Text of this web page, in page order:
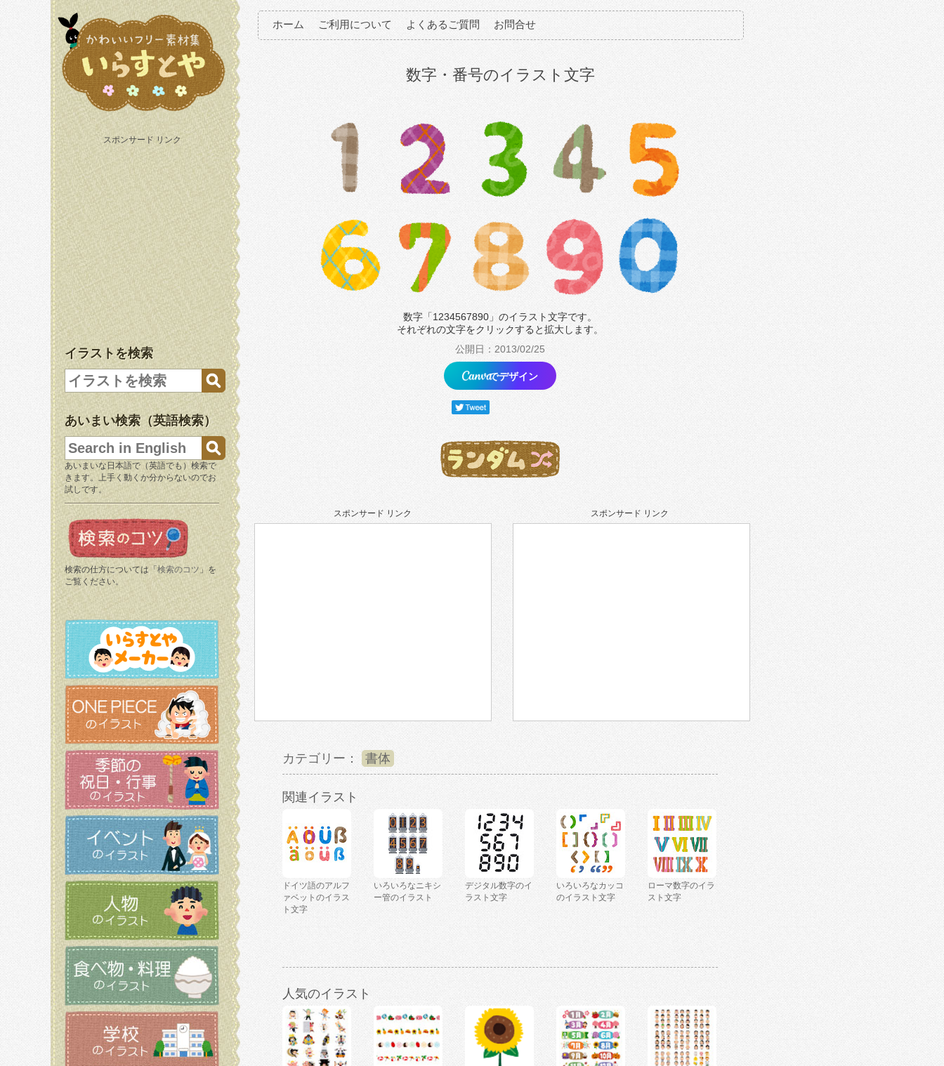
スポンサード リンク
イラストを検索
あいまい検索（英語検索）
あいまいな日本語で（英語でも）検索で
きます。上手く動くか分からないのでお
試しです。
検索の仕方については「 検索のコツ 」を
ご覧ください。
ホーム ご利用について よくあるご質問 お問合せ
数字・番号のイラスト文字
数字「1234567890」のイラスト文字です。
それぞれの文字をクリックすると拡大します。
公開日：2013/02/25
でデザイン
スポンサード リンク スポンサード リンク
カテゴリー： 書体
関連イラスト
ドイツ語のアルフ
ァベットのイラス
ト文字
いろいろなニキシ
ー管のイラスト
デジタル数字のイ
ラスト文字
いろいろなカッコ
のイラスト文字
ローマ数字のイラ
スト文字
人気のイラスト